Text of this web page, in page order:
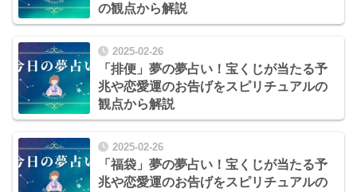
の観点から解説
2025-02-26
「排便」夢の夢占い！宝くじが当たる予
兆や恋愛運のお告げをスピリチュアルの
観点から解説
2025-02-26
「福袋」夢の夢占い！宝くじが当たる予
兆や恋愛運のお告げをスピリチュアルの